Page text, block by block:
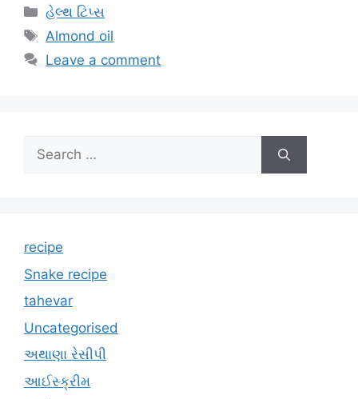
Categories
હેલ્થ ટિપ્સ
Tags
Almond oil
Leave a comment
Search
for:
recipe
Snake recipe
tahevar
Uncategorised
અથાણા રેસીપી
આઈસ્ક્રીમ